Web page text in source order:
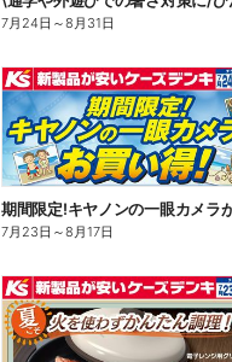
7月24日 ～8月31日
7月23日 ～8月17日